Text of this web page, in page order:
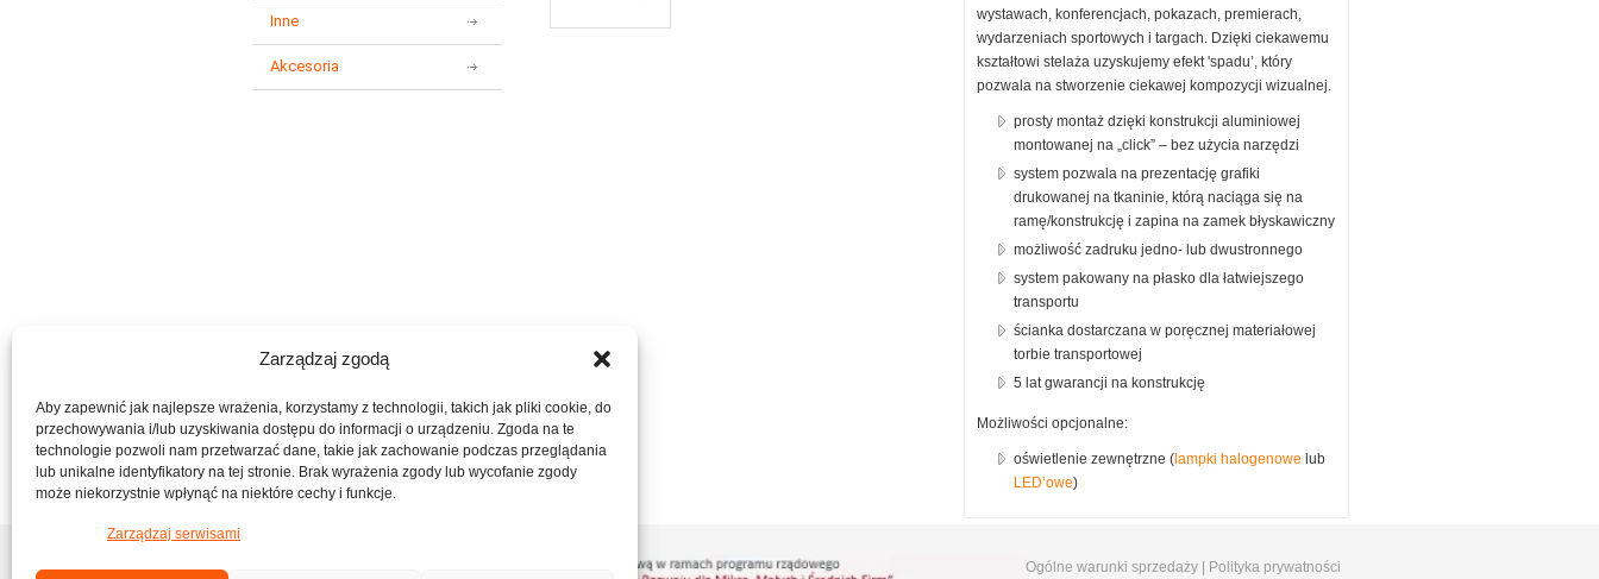
Zarządzaj zgodą
Aby zapewnić jak najlepsze wrażenia, korzystamy z technologii, takich jak pliki cookie, do
przechowywania i/lub uzyskiwania dostępu do informacji o urządzeniu. Zgoda na te
technologie pozwoli nam przetwarzać dane, takie jak zachowanie podczas przeglądania
lub unikalne identyfikatory na tej stronie. Brak wyrażenia zgody lub wycofanie zgody
może niekorzystnie wpłynąć na niektóre cechy i funkcje.
Zarządzaj serwisami
wystawach, konferencjach, pokazach, premierach,
wydarzeniach sportowych i targach. Dzięki ciekawemu
kształtowi stelaża uzyskujemy efekt 'spadu’, który
pozwala na stworzenie ciekawej kompozycji wizualnej.
prosty montaż dzięki konstrukcji aluminiowej
montowanej na „click” – bez użycia narzędzi
system pozwala na prezentację grafiki
drukowanej na tkaninie, którą naciąga się na
ramę/konstrukcję i zapina na zamek błyskawiczny
możliwość zadruku jedno- lub dwustronnego
system pakowany na płasko dla łatwiejszego
transportu
ścianka dostarczana w poręcznej materiałowej
torbie transportowej
5 lat gwarancji na konstrukcję
Możliwości opcjonalne:
oświetlenie zewnętrzne ( lampki halogenowe lub
LED’owe)
Inne
Akcesoria
Ogólne warunki sprzedaży Polityka prywatności